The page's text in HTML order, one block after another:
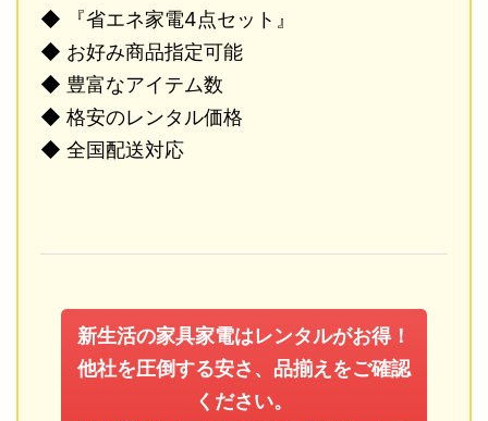
◆ 『省エネ家電4点セット』
◆ お好み商品指定可能
◆ 豊富なアイテム数
◆ 格安のレンタル価格
◆ 全国配送対応
新生活の家具家電はレンタルがお得！
他社を圧倒する安さ、品揃えをご確認
ください。